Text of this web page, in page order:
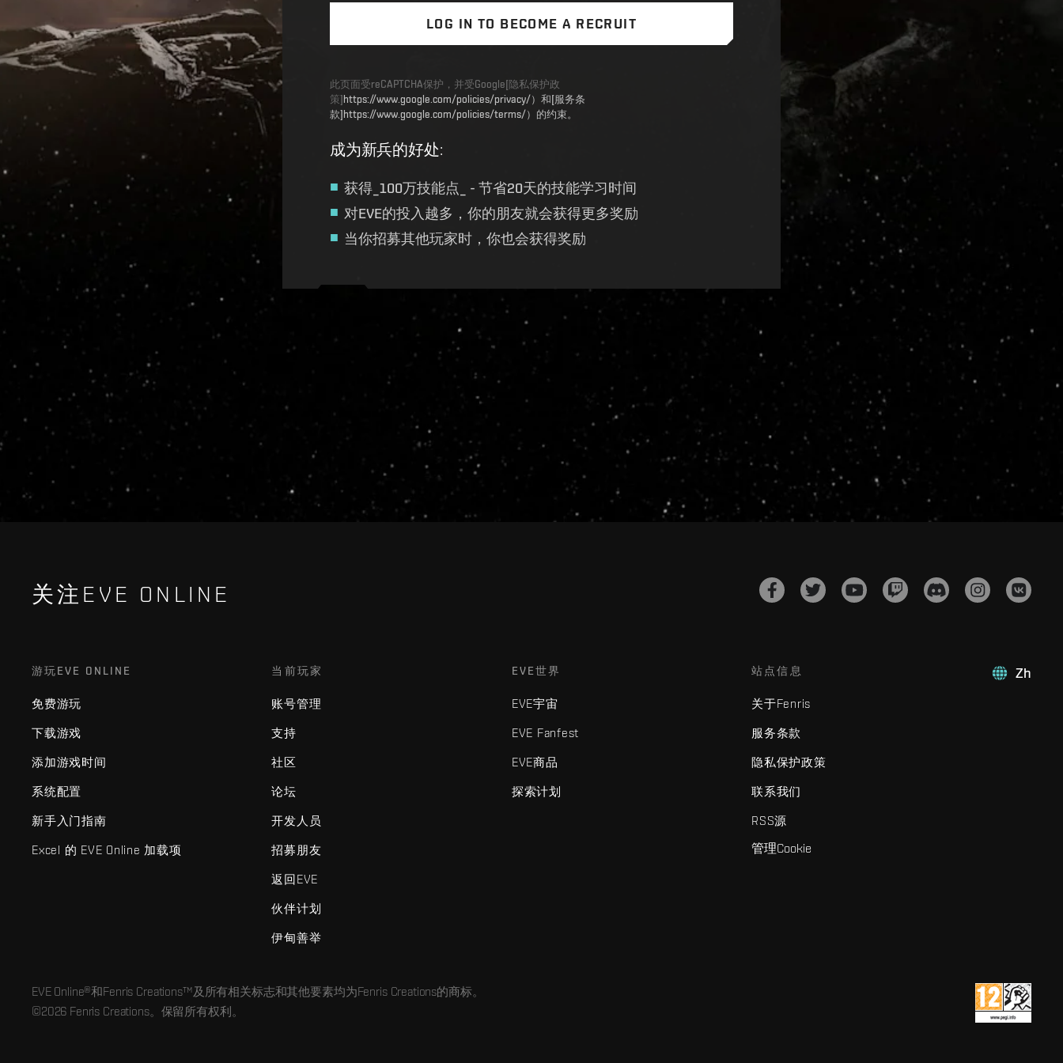
LOG IN TO BECOME A RECRUIT
此页面受reCAPTCHA保护，并受Google[隐私保护政
策] https://www.google.com/policies/privacy/）和[服务条
款]https://www.google.com/policies/terms/）的约束。
成为新兵的好处:
获得_100万技能点_ - 节省20天的技能学习时间
对EVE的投入越多，你的朋友就会获得更多奖励
当你招募其他玩家时，你也会获得奖励
Recruitment service url to use: https://eve-web-user-live.evetech.net/api/v1 Flag is
关注EVE ONLINE
Zh
游玩EVE ONLINE
免费游玩
下载游戏
添加游戏时间
系统配置
新手入门指南
Excel 的 EVE Online 加载项
当前玩家
账号管理
支持
社区
论坛
开发人员
招募朋友
返回EVE
伙伴计划
伊甸善举
EVE世界
EVE宇宙
EVE Fanfest
EVE商品
探索计划
站点信息
关于Fenris
服务条款
隐私保护政策
联系我们
RSS源
管理Cookie
EVE Online®和Fenris Creations™及所有相关标志和其他要素均为Fenris Creations的商标。
©2026 Fenris Creations。保留所有权利。